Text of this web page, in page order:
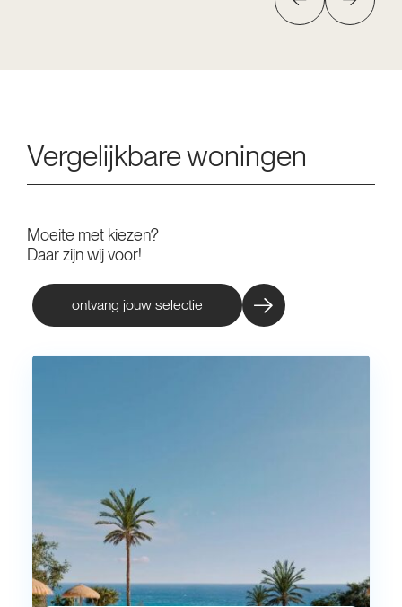
Vergelijkbare woningen
Moeite met kiezen?
Daar zijn wij voor!
ontvang jouw selectie